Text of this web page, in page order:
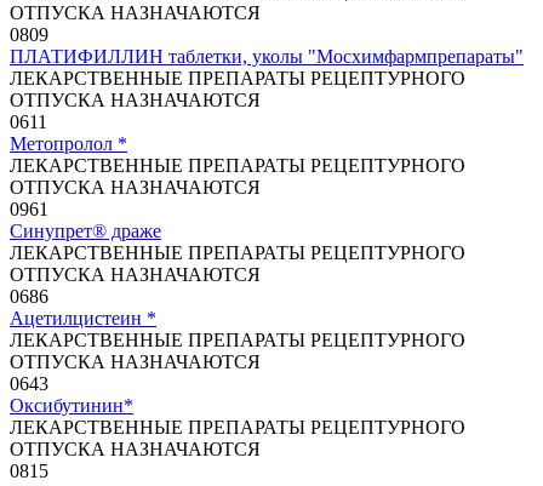
ОТПУСКА НАЗНАЧАЮТСЯ
0809
ПЛАТИФИЛЛИН таблетки, уколы "Мосхимфармпрепараты"
ЛЕКАРСТВЕННЫЕ ПРЕПАРАТЫ РЕЦЕПТУРНОГО
ОТПУСКА НАЗНАЧАЮТСЯ
0611
Метопролол *
ЛЕКАРСТВЕННЫЕ ПРЕПАРАТЫ РЕЦЕПТУРНОГО
ОТПУСКА НАЗНАЧАЮТСЯ
0961
Синупрет® драже
ЛЕКАРСТВЕННЫЕ ПРЕПАРАТЫ РЕЦЕПТУРНОГО
ОТПУСКА НАЗНАЧАЮТСЯ
0686
Ацетилцистеин *
ЛЕКАРСТВЕННЫЕ ПРЕПАРАТЫ РЕЦЕПТУРНОГО
ОТПУСКА НАЗНАЧАЮТСЯ
0643
Оксибутинин*
ЛЕКАРСТВЕННЫЕ ПРЕПАРАТЫ РЕЦЕПТУРНОГО
ОТПУСКА НАЗНАЧАЮТСЯ
0815